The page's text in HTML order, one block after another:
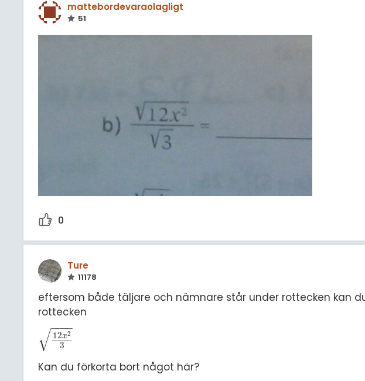
mattebordevaraolagligt
51
0
Ture
11178
eftersom både täljare och nämnare står under rottecken kan
rottecken
12x2
3
− −
−−
√
12x 23
Kan du förkorta bort något här?